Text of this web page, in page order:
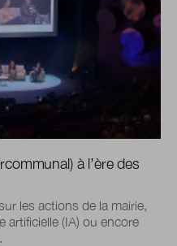
à l’ère des
les actions de la mairie,
artificielle (IA) ou encore